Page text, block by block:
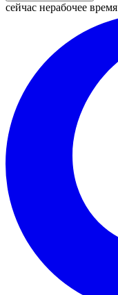
сейчас нерабочее время